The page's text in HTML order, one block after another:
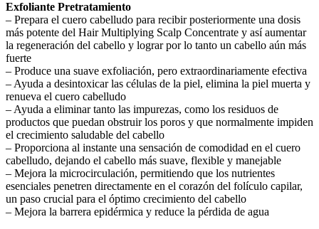
Exfoliante Pretratamiento
– Prepara el cuero cabelludo para recibir posteriormente una dosis
más potente del Hair Multiplying Scalp Concentrate y así aumentar
la regeneración del cabello y lograr por lo tanto un cabello aún más
fuerte
– Produce una suave exfoliación, pero extraordinariamente efectiva
– Ayuda a desintoxicar las células de la piel, elimina la piel muerta y
renueva el cuero cabelludo
– Ayuda a eliminar tanto las impurezas, como los residuos de
productos que puedan obstruir los poros y que normalmente impiden
el crecimiento saludable del cabello
– Proporciona al instante una sensación de comodidad en el cuero
cabelludo, dejando el cabello más suave, flexible y manejable
– Mejora la microcirculación, permitiendo que los nutrientes
esenciales penetren directamente en el corazón del folículo capilar,
un paso crucial para el óptimo crecimiento del cabello
– Mejora la barrera epidérmica y reduce la pérdida de agua